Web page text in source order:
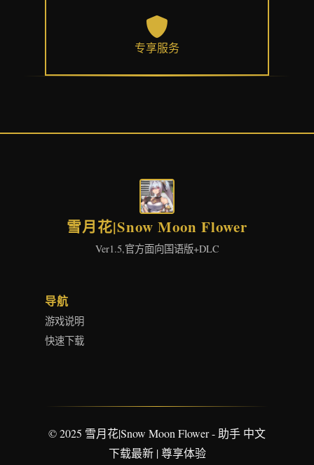
专享服务
雪月花|Snow Moon Flower
Ver1.5,官方面向国语版+DLC
导航
游戏说明
快速下载
© 2025 雪月花|Snow Moon Flower - 助手 中文
下载最新 | 尊享体验